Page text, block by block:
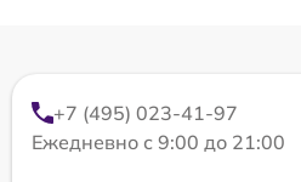
+7 (495) 023-41-97
Ежедневно с 9:00 до 21:00